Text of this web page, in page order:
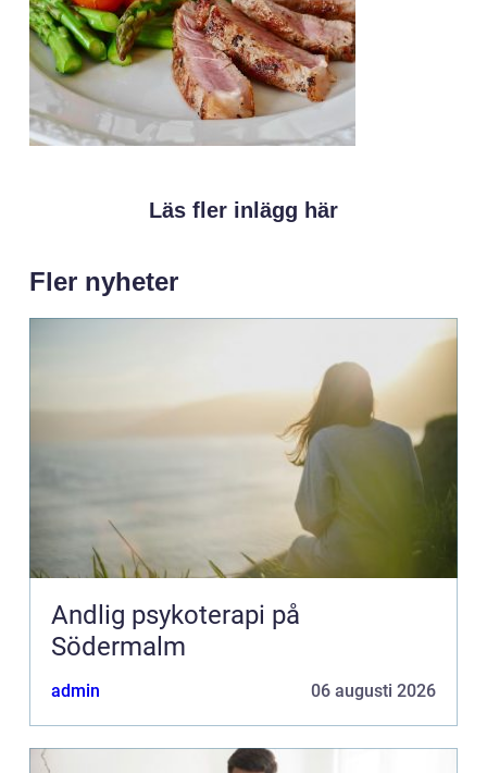
Läs fler inlägg här
Fler nyheter
Andlig psykoterapi på
Södermalm
admin 06 augusti 2026